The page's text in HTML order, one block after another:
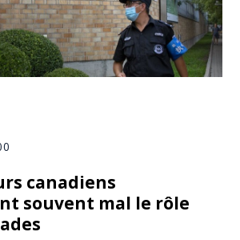
canadiens
souvent mal le rôle